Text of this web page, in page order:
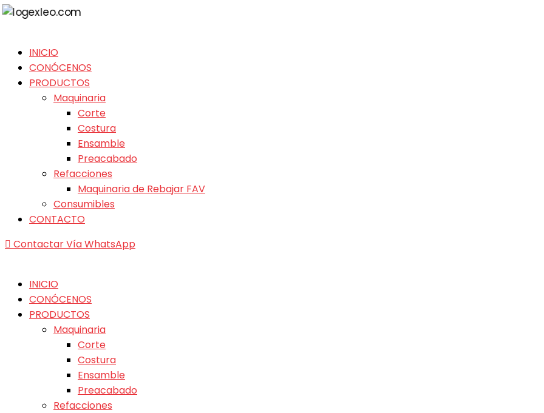
INICIO
CONÓCENOS
PRODUCTOS
Maquinaria
Corte
Costura
Ensamble
Preacabado
Refacciones
Maquinaria de Rebajar FAV
Consumibles
CONTACTO
Contactar Vía WhatsApp
INICIO
CONÓCENOS
PRODUCTOS
Maquinaria
Corte
Costura
Ensamble
Preacabado
Refacciones